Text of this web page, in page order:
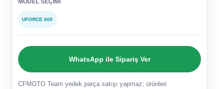
MODEL SEÇIMI
UFORCE 600
WhatsApp ile Sipariş Ver
CFMOTO Team yedek parça satışı yapmaz; ürünleri